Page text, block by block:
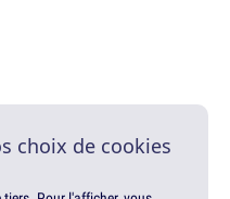
choix de cookies